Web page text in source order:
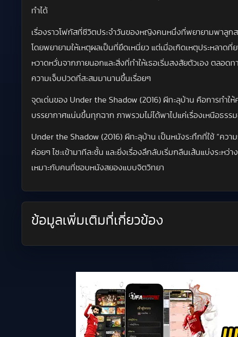
ทำได้
เรื่องราวโฟกัสที่ชีวิตประจำวันของหญิงคนหนึ่งที่พยายามพาลูก
โดยพยายามให้เหตุผลเป็นที่ยึดเหนี่ยว แต่เมื่อเกิดเหตุประหลาด
หวาดหวั่นจากภายนอกและสิ่งที่ทำให้เธอเริ่มสงสัยตัวเอง ตลอด
ความเจ็บปวดที่สะสมมานานขึ้นเรื่อยๆ
จุดเด่นของ Under the Shadow (2016) ผีทะลุบ้าน คือการทำ
บรรยากาศแน่นขึ้นทุกฉาก ภาพรวมไม่ได้พาไปแค่เรื่องเหนือธร
Under the Shadow (2016) ผีทะลุบ้าน เป็นหนังระทึกที่ใช้ “คว
ค่อยๆ ไซะเข้ามาทีละชั้น และยิ่งเรื่องลึกลับเริ่มกลืนเส้นแบ่งระห
เหมาะกับคนที่ชอบหนังสยองแบบจิตวิทยา
ข้อมูลเพิ่มเติมที่เกี่ยวข้อง